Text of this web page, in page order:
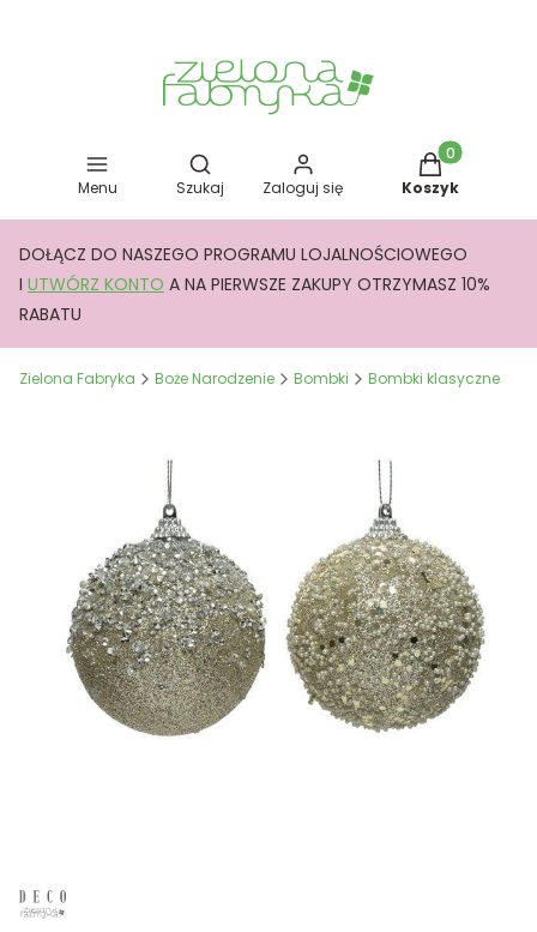
Menu
Otwórz wyszukiwarkę
Szukaj Zaloguj się
Produkty w
Koszyk
DOŁĄCZ DO NASZEGO PROGRAMU LOJALNOŚCIOWEGO
I UTWÓRZ KONTO A NA PIERWSZE ZAKUPY OTRZYMASZ 10%
RABATU
Zielona Fabryka Boże Narodzenie Bombki Bombki klasyczne